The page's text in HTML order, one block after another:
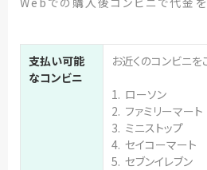
支払い可能
なコンビニ
お近くのコンビニを
1. ローソン
2. ファミリーマート
3. ミニストップ
4. セイコーマート
5. セブンイレブン